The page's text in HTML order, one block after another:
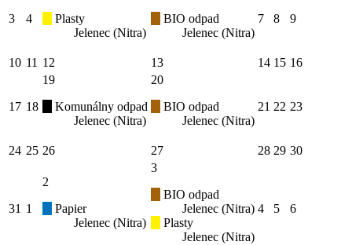
3 4
Plasty
Jelenec (Nitra)
BIO odpad
Jelenec (Nitra)
7 8 9
10 11 12 13 14 15 16
17 18
19
Komunálny odpad
Jelenec (Nitra)
20
BIO odpad
Jelenec (Nitra)
21 22 23
24 25 26 27 28 29 30
31 1
2
Papier
Jelenec (Nitra)
3
BIO odpad
Jelenec (Nitra)
Plasty
Jelenec (Nitra)
4 5 6